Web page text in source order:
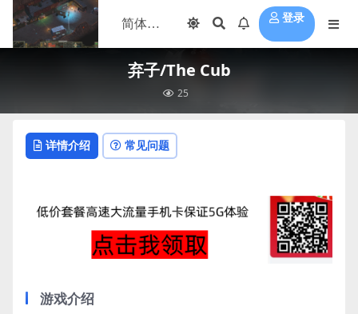
登录
弃子/The Cub
25
详情介绍 常见问题
游戏介绍